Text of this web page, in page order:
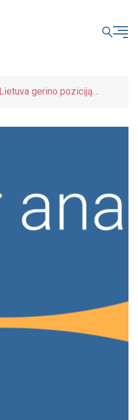
Lietuva gerino poziciją
UŽDARYTI